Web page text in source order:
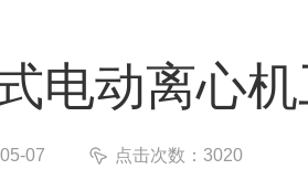
电动离心
07 点击次数：3020